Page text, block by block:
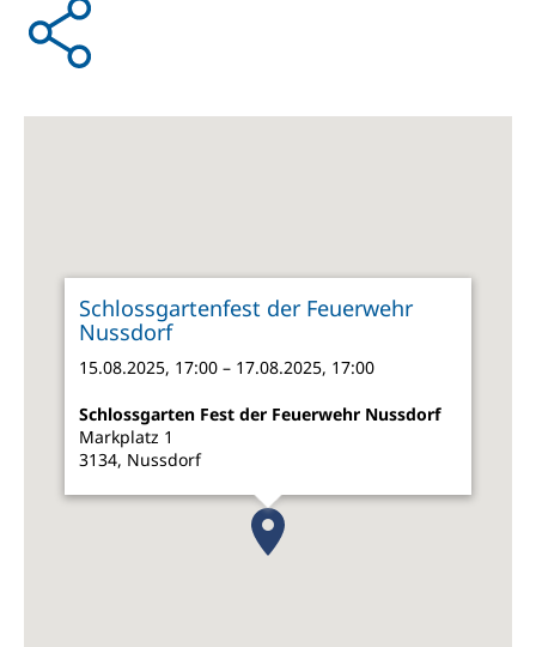
Schlossgartenfest der Feuerwehr
Nussdorf
15.08.2025, 17:00 – 17.08.2025, 17:00
Schlossgarten Fest der Feuerwehr Nussdorf
Markplatz 1
3134, Nussdorf